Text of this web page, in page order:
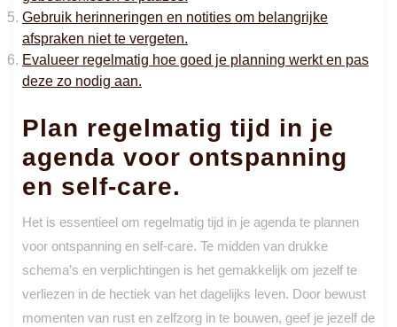
Gebruik herinneringen en notities om belangrijke
afspraken niet te vergeten.
Evalueer regelmatig hoe goed je planning werkt en pas
deze zo nodig aan.
Plan regelmatig tijd in je
agenda voor ontspanning
en self-care.
Het is essentieel om regelmatig tijd in je agenda te plannen
voor ontspanning en self-care. Te midden van drukke
schema’s en verplichtingen is het gemakkelijk om jezelf te
verliezen in de hectiek van het dagelijks leven. Door bewust
momenten van rust en zelfzorg in te bouwen, geef je jezelf de